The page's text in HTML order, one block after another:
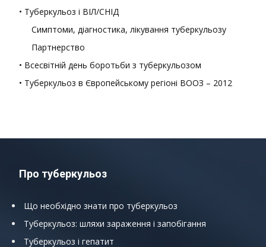
• Туберкульоз і ВІЛ/СНІД
Симптоми, діагностика, лікування туберкульозу
Партнерство
• Всесвітній день боротьби з туберкульозом
• Туберкульоз в Європейському регіоні ВООЗ – 2012
Про туберкульоз
Що необхідно знати про туберкульоз
Туберкульоз: шляхи зараження і запобігання
Туберкульоз і гепатит